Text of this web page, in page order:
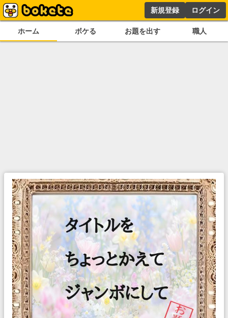
新規登録 ログイン
ホーム ボケる お題を出す 職人